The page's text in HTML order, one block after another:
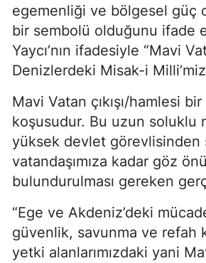
egemenliği ve bölgesel güç
bir sembolü olduğunu ifade
Yaycı’nın ifadesiyle “Mavi
Denizlerdeki Misak-i
Mavi Vatan çıkışı/hamlesi
koşusudur. Bu uzun soluklu
yüksek devlet görevlisinden
vatandaşımıza kadar göz
bulundurulması gereken
“Ege ve Akdeniz’deki
güvenlik, savunma ve refah
yetki alanlarımızdaki yani